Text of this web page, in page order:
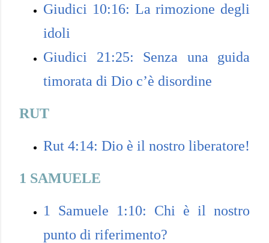
Giudici 10:16: La rimozione degli
idoli
Giudici 21:25: Senza una guida
timorata di Dio c’è disordine
RUT
Rut 4:14: Dio è il nostro liberatore!
1 SAMUELE
1 Samuele 1:10: Chi è il nostro
punto di riferimento?